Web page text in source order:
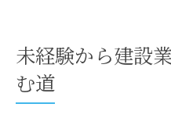
未経験者歓迎の
未経験から建設
む道